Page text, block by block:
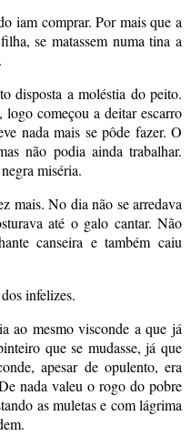
iam comprar. Por mais que a
se matassem numa tina a
disposta a moléstia do peito.
começou a deitar escarro
nada mais se pôde fazer. O
não podia ainda trabalhar.
miséria.
mais. No dia não se arredava
até o galo cantar. Não
canseira e também caiu
infelizes.
ao mesmo visconde a que já
que se mudasse, já que
apesar de opulento, era
nada valeu o rogo do pobre
as muletas e com lágrima